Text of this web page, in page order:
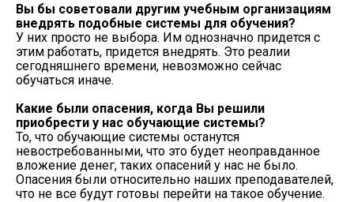
Вы бы советовали другим учебным организациям
внедрять подобные системы для обучения?
У них просто не выбора. Им однозначно придется с
этим работать, придется внедрять. Это реалии
сегодняшнего времени, невозможно сейчас
обучаться иначе.
Какие были опасения, когда Вы решили
приобрести у нас обучающие системы?
То, что обучающие системы останутся
невостребованными, что это будет неоправданное
вложение денег, таких опасений у нас не было.
Опасения были относительно наших преподавателей,
что не все будут готовы перейти на такое обучение.